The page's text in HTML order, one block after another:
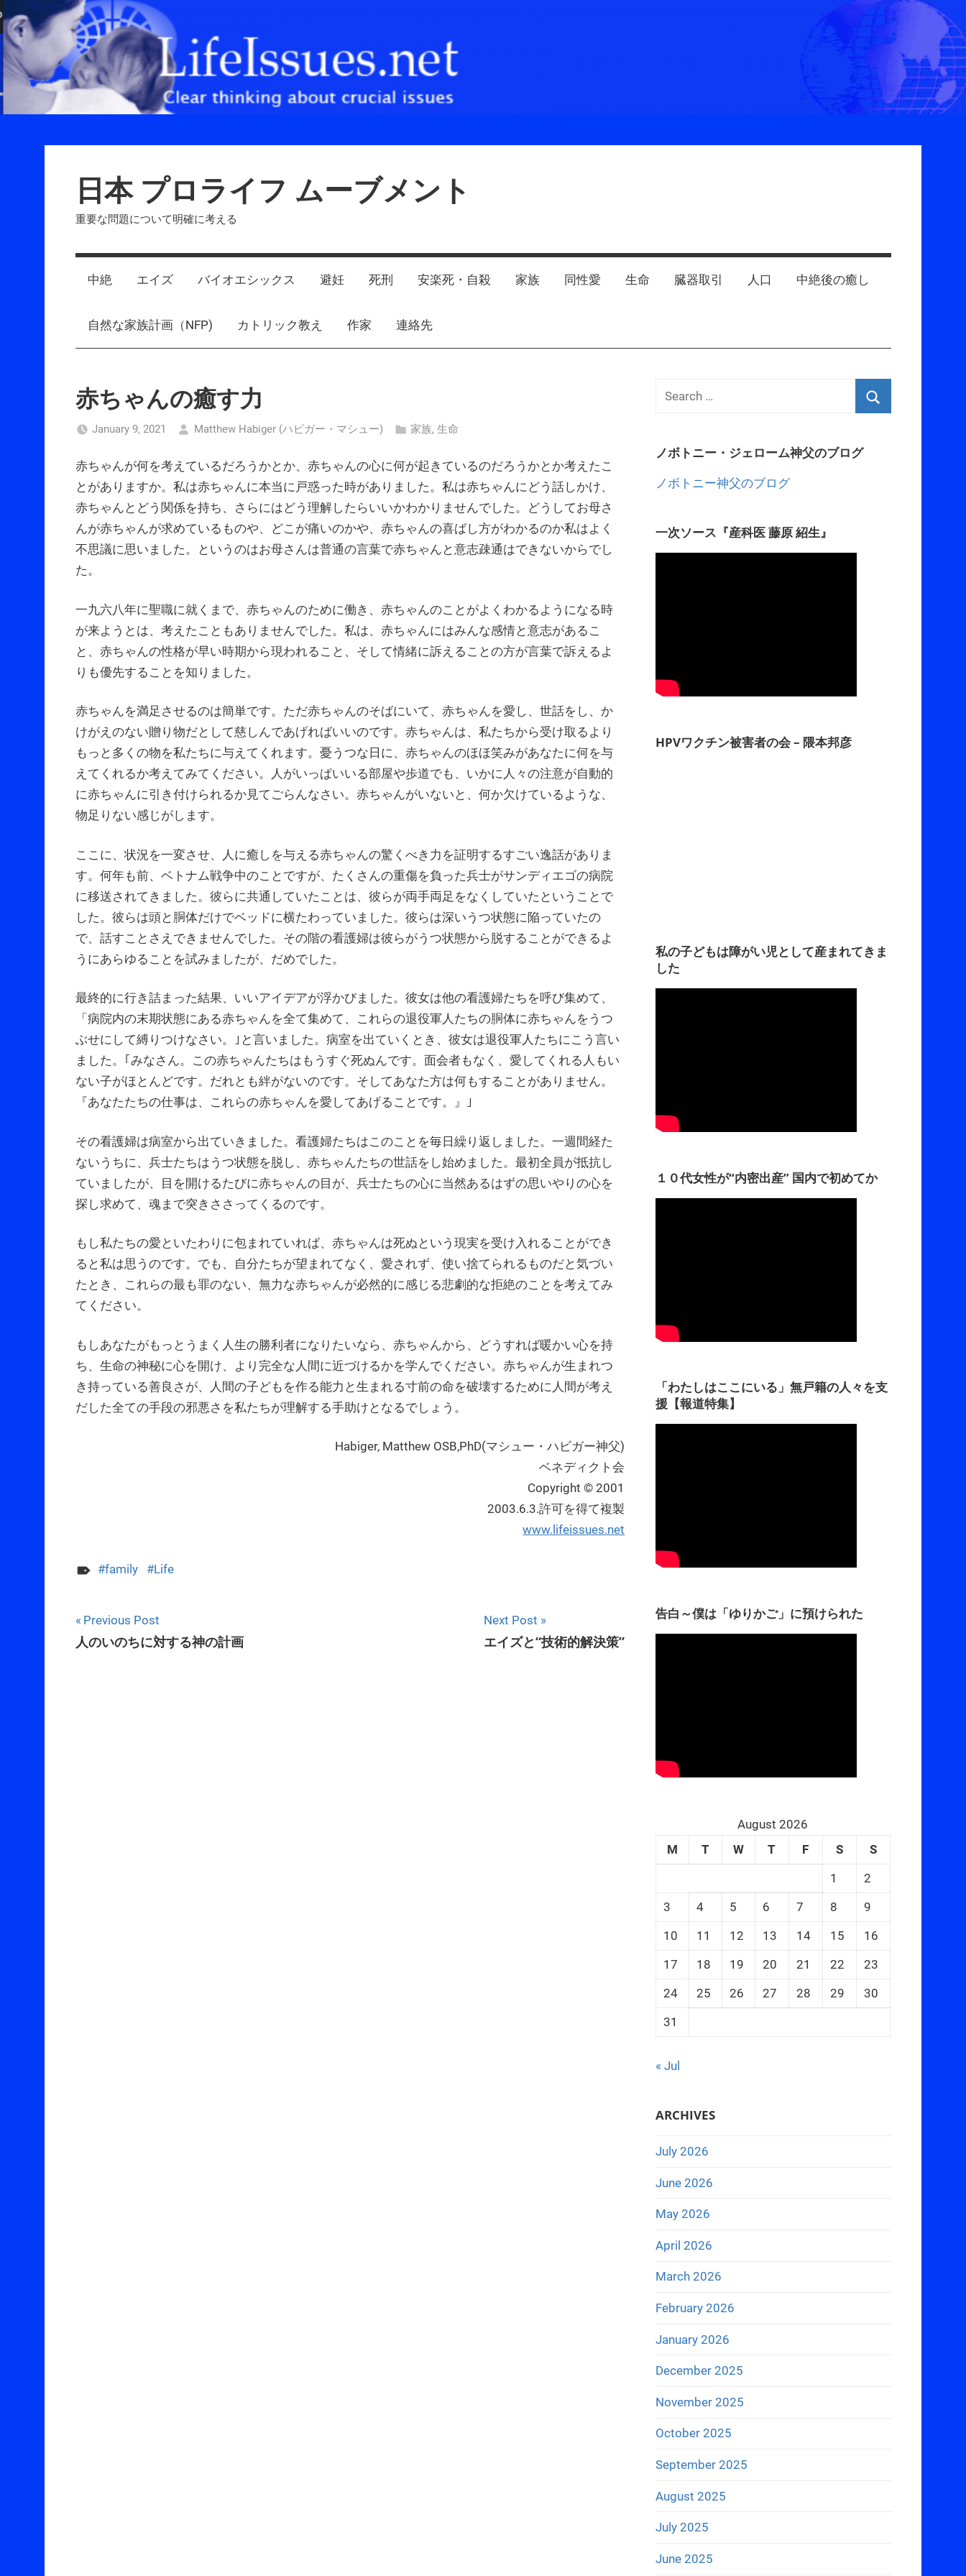
Skip
to
content
日本 プロライフ ムーブメント
重要な問題について明確に考える
中絶 エイズ バイオエシックス 避妊 死刑 安楽死・自殺 家族 同性愛 生命 臓器取引 人口 中絶後の癒し
自然な家族計画（NFP) カトリック教え 作家 連絡先
赤ちゃんの癒す力
January 9, 2021 Matthew Habiger (ハビガー・マシュー) 家族, 生命
赤ちゃんが何を考えているだろうかとか、赤ちゃんの心に何が起きているのだろうかとか考えたこ
とがありますか。私は赤ちゃんに本当に戸惑った時がありました。私は赤ちゃんにどう話しかけ、
赤ちゃんとどう関係を持ち、さらにはどう理解したらいいかわかりませんでした。どうしてお母さ
んが赤ちゃんが求めているものや、どこが痛いのかや、赤ちゃんの喜ばし方がわかるのか私はよく
不思議に思いました。というのはお母さんは普通の言葉で赤ちゃんと意志疎通はできないからでし
た。
一九六八年に聖職に就くまで、赤ちゃんのために働き、赤ちゃんのことがよくわかるようになる時
が来ようとは、考えたこともありませんでした。私は、赤ちゃんにはみんな感情と意志があるこ
と、赤ちゃんの性格が早い時期から現われること、そして情緒に訴えることの方が言葉で訴えるよ
りも優先することを知りました。
赤ちゃんを満足させるのは簡単です。ただ赤ちゃんのそばにいて、赤ちゃんを愛し、世話をし、か
けがえのない贈り物だとして慈しんであげればいいのです。赤ちゃんは、私たちから受け取るより
もっと多くの物を私たちに与えてくれます。憂うつな日に、赤ちゃんのほほ笑みがあなたに何を与
えてくれるか考えてみてください。人がいっぱいいる部屋や歩道でも、いかに人々の注意が自動的
に赤ちゃんに引き付けられるか見てごらんなさい。赤ちゃんがいないと、何か欠けているような、
物足りない感じがします。
ここに、状況を一変させ、人に癒しを与える赤ちゃんの驚くべき力を証明するすごい逸話がありま
す。何年も前、ベトナム戦争中のことですが、たくさんの重傷を負った兵士がサンディエゴの病院
に移送されてきました。彼らに共通していたことは、彼らが両手両足をなくしていたということで
した。彼らは頭と胴体だけでベッドに横たわっていました。彼らは深いうつ状態に陥っていたの
で、話すことさえできませんでした。その階の看護婦は彼らがうつ状態から脱することができるよ
うにあらゆることを試みましたが、だめでした。
最終的に行き詰まった結果、いいアイデアが浮かびました。彼女は他の看護婦たちを呼び集めて、
「病院内の末期状態にある赤ちゃんを全て集めて、これらの退役軍人たちの胴体に赤ちゃんをうつ
ぶせにして縛りつけなさい。｣と言いました。病室を出ていくとき、彼女は退役軍人たちにこう言い
ました。｢みなさん。この赤ちゃんたちはもうすぐ死ぬんです。面会者もなく、愛してくれる人もい
ない子がほとんどです。だれとも絆がないのです。そしてあなた方は何もすることがありません。
『あなたたちの仕事は、これらの赤ちゃんを愛してあげることです。』｣
その看護婦は病室から出ていきました。看護婦たちはこのことを毎日繰り返しました。一週間経た
ないうちに、兵士たちはうつ状態を脱し、赤ちゃんたちの世話をし始めました。最初全員が抵抗し
ていましたが、目を開けるたびに赤ちゃんの目が、兵士たちの心に当然あるはずの思いやりの心を
探し求めて、魂まで突きささってくるのです。
もし私たちの愛といたわりに包まれていれば、赤ちゃんは死ぬという現実を受け入れることができ
ると私は思うのです。でも、自分たちが望まれてなく、愛されず、使い捨てられるものだと気づい
たとき、これらの最も罪のない、無力な赤ちゃんが必然的に感じる悲劇的な拒絶のことを考えてみ
てください。
もしあなたがもっとうまく人生の勝利者になりたいなら、赤ちゃんから、どうすれば暖かい心を持
ち、生命の神秘に心を開け、より完全な人間に近づけるかを学んでください。赤ちゃんが生まれつ
き持っている善良さが、人間の子どもを作る能力と生まれる寸前の命を破壊するために人間が考え
だした全ての手段の邪悪さを私たちが理解する手助けとなるでしょう。
Habiger, Matthew OSB,PhD(マシュー・ハビガー神父)
ベネディクト会
Copyright © 2001
2003.6.3.許可を得て複製
www.lifeissues.net
family Life
Post
navigation
Previous Post
人のいのちに対する神の計画
Next Post
エイズと“技術的解決策”
ノボトニー・ジェローム神父のブログ
ノボトニー神父のブログ
一次ソース『産科医 藤原 紹生』
HPVワクチン被害者の会 – 隈本邦彦
私の子どもは障がい児として産まれてきま
した
１０代女性が“内密出産” 国内で初めてか
「わたしはここにいる」無戸籍の人々を支
援【報道特集】
告白～僕は「ゆりかご」に預けられた
August 2026
M
T W T F S
S
1
2
3
4 5 6 7 8
9
10
11 12 13 14 15
16
17
18 19 20 21 22
23
24
25 26 27 28 29
30
31
« Jul
ARCHIVES
July 2026
June 2026
May 2026
April 2026
March 2026
February 2026
January 2026
December 2025
November 2025
October 2025
September 2025
August 2025
July 2025
June 2025